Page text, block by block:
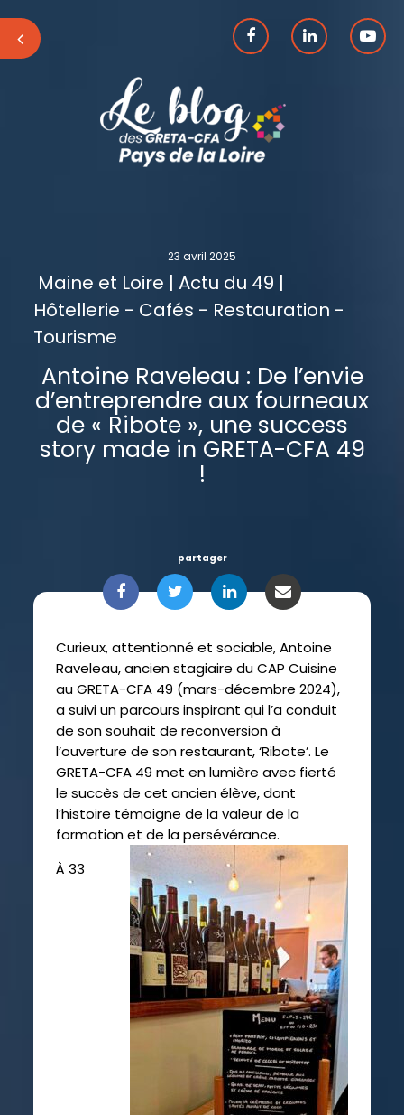
23 avril 2025
Maine et Loire | Actu du 49 |
Hôtellerie - Cafés - Restauration -
Tourisme
Antoine Raveleau : De l’envie
d’entreprendre aux fourneaux
de « Ribote », une success
story made in GRETA-CFA 49
!
partager
Curieux, attentionné et sociable, Antoine
Raveleau, ancien stagiaire du CAP Cuisine
au GRETA-CFA 49 (mars-décembre 2024),
a suivi un parcours inspirant qui l’a conduit
de son souhait de reconversion à
l’ouverture de son restaurant, ‘Ribote’. Le
GRETA-CFA 49 met en lumière avec fierté
le succès de cet ancien élève, dont
l’histoire témoigne de la valeur de la
formation et de la persévérance.
À 33